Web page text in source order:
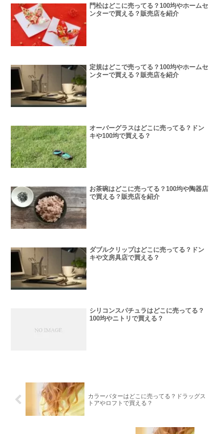
門松はどこに売ってる？100均やホームセ
ンターで買える？販売店を紹介
定規はどこで売ってる？100均やホームセ
ンターで買える？販売店を紹介
オーバーグラスはどこに売ってる？ドン
キや100均で買える？
お茶碗はどこに売ってる？100均や陶器店
で買える？販売店を紹介
ダブルクリップはどこに売ってる？ドン
キや文房具店で買える？
シリコンスパチュラはどこに売ってる？
100均やニトリで買える？
カラーバターはどこに売ってる？ドラッグス
トアやロフトで買える？